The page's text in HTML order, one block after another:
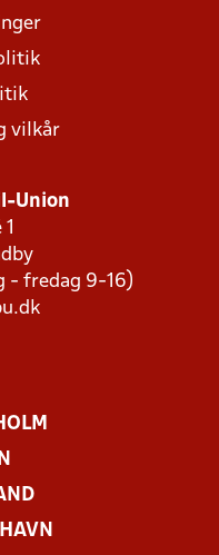
vilkår
Union
- fredag 9-16)